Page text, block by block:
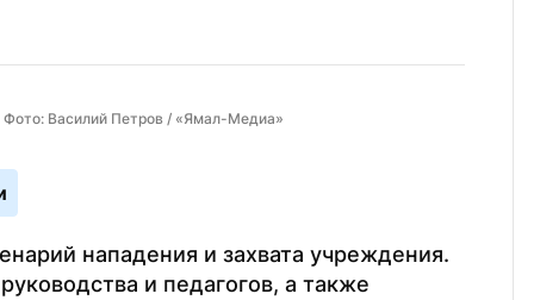
Фото: Василий Петров / «Ямал-Медиа»
нападения и захвата учреждения.
и педагогов, а также